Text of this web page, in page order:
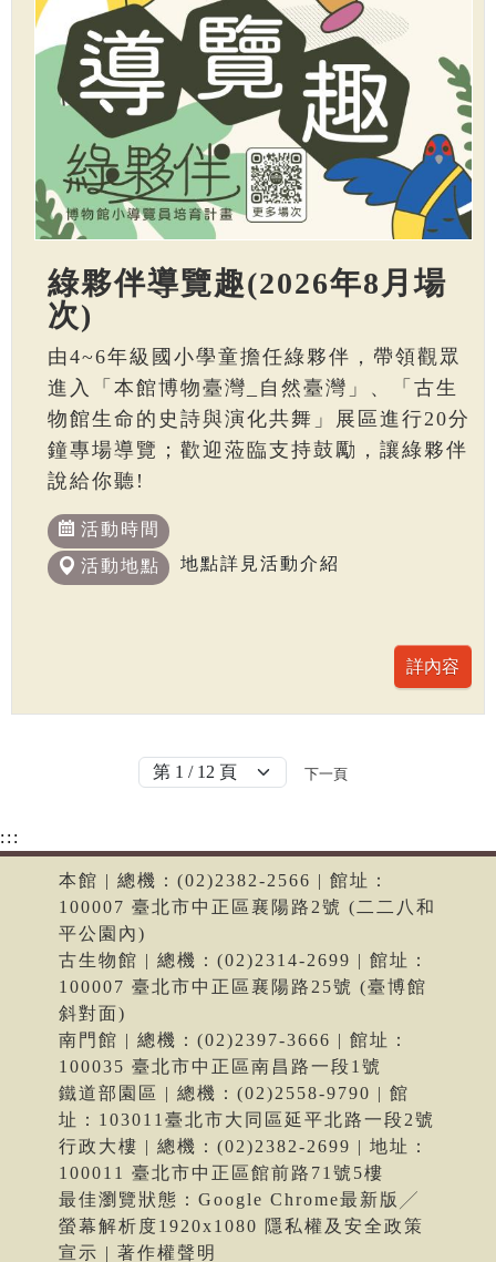
綠夥伴導覽趣(2026年8月場
次)
由4~6年級國小學童擔任綠夥伴，帶領觀眾
進入「本館博物臺灣_自然臺灣」、「古生
物館生命的史詩與演化共舞」展區進行20分
鐘專場導覽；歡迎蒞臨支持鼓勵，讓綠夥伴
說給你聽!
活動時間
活動地點
地點詳見活動介紹
下一頁
:::
本館 | 總機：(02)2382-2566 | 館址：
100007 臺北市中正區襄陽路2號 (二二八和
平公園內)
古生物館 | 總機：(02)2314-2699 | 館址：
100007 臺北市中正區襄陽路25號 (臺博館
斜對面)
南門館 | 總機：(02)2397-3666 | 館址：
100035 臺北市中正區南昌路一段1號
鐵道部園區 | 總機：(02)2558-9790 | 館
址：103011臺北市大同區延平北路一段2號
行政大樓 | 總機：(02)2382-2699 | 地址：
100011 臺北市中正區館前路71號5樓
最佳瀏覽狀態：Google Chrome最新版╱
螢幕解析度1920x1080 隱私權及安全政策
宣示 | 著作權聲明